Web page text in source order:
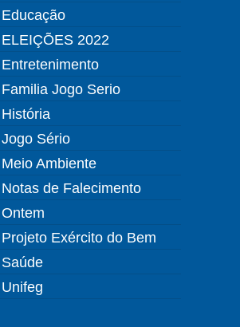
Educação
ELEIÇÕES 2022
Entretenimento
Familia Jogo Serio
História
Jogo Sério
Meio Ambiente
Notas de Falecimento
Ontem
Projeto Exército do Bem
Saúde
Unifeg